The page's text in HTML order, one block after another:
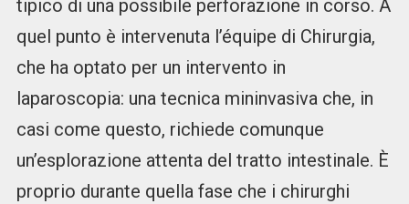
tipico di una possibile perforazione in corso. A
quel punto è intervenuta l’équipe di Chirurgia,
che ha optato per un intervento in
laparoscopia: una tecnica mininvasiva che, in
casi come questo, richiede comunque
un’esplorazione attenta del tratto intestinale. È
proprio durante quella fase che i chirurghi